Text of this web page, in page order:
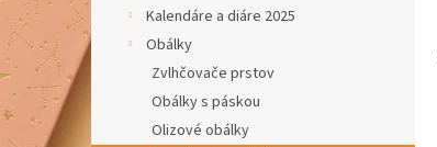
Kalendáre a diáre 2025
Obálky
Zvlhčovače prstov
Obálky s páskou
Olizové obálky